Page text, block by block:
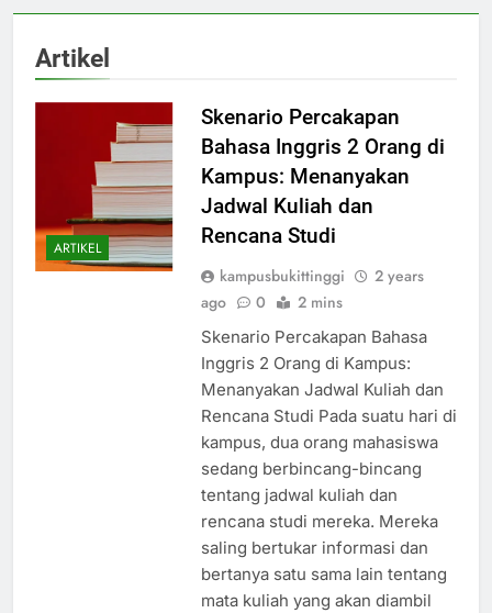
Artikel
ARTIKEL
Skenario Percakapan
Bahasa Inggris 2 Orang di
Kampus: Menanyakan
Jadwal Kuliah dan
Rencana Studi
kampusbukittinggi
2 years
ago
0 2 mins
Skenario Percakapan Bahasa
Inggris 2 Orang di Kampus:
Menanyakan Jadwal Kuliah dan
Rencana Studi Pada suatu hari di
kampus, dua orang mahasiswa
sedang berbincang-bincang
tentang jadwal kuliah dan
rencana studi mereka. Mereka
saling bertukar informasi dan
bertanya satu sama lain tentang
mata kuliah yang akan diambil